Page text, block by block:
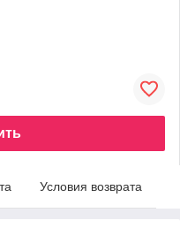
Условия возврата